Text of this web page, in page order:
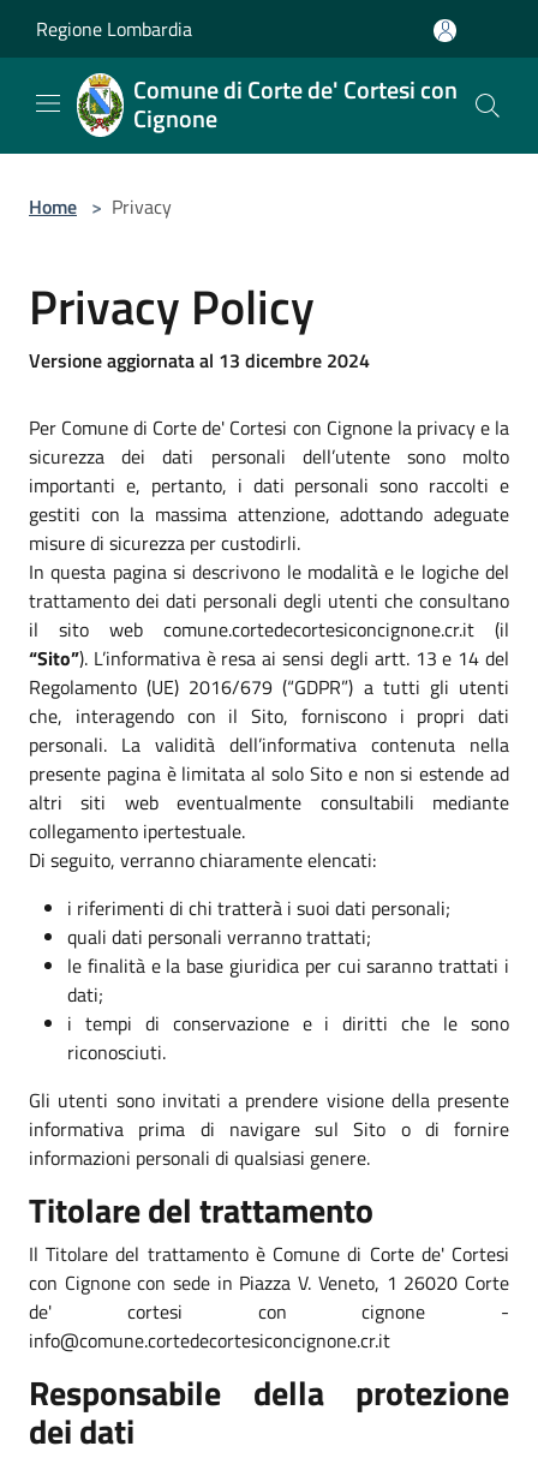
Regione Lombardia
Comune di Corte de' Cortesi con
Cignone
Home > Privacy
Privacy Policy
Versione aggiornata al 13 dicembre 2024
Per Comune di Corte de' Cortesi con Cignone la privacy e la
sicurezza dei dati personali dell’utente sono molto
importanti e, pertanto, i dati personali sono raccolti e
gestiti con la massima attenzione, adottando adeguate
misure di sicurezza per custodirli.
In questa pagina si descrivono le modalità e le logiche del
trattamento dei dati personali degli utenti che consultano
il sito web comune.cortedecortesiconcignone.cr.it (il
“Sito”). L’informativa è resa ai sensi degli artt. 13 e 14 del
Regolamento (UE) 2016/679 (“GDPR”) a tutti gli utenti
che, interagendo con il Sito, forniscono i propri dati
personali. La validità dell’informativa contenuta nella
presente pagina è limitata al solo Sito e non si estende ad
altri siti web eventualmente consultabili mediante
collegamento ipertestuale.
Di seguito, verranno chiaramente elencati:
i riferimenti di chi tratterà i suoi dati personali;
quali dati personali verranno trattati;
le finalità e la base giuridica per cui saranno trattati i
dati;
i tempi di conservazione e i diritti che le sono
riconosciuti.
Gli utenti sono invitati a prendere visione della presente
informativa prima di navigare sul Sito o di fornire
informazioni personali di qualsiasi genere.
Titolare del trattamento
Il Titolare del trattamento è Comune di Corte de' Cortesi
con Cignone con sede in Piazza V. Veneto, 1 26020 Corte
de' cortesi con cignone -
info@comune.cortedecortesiconcignone.cr.it
Responsabile della protezione
dei dati